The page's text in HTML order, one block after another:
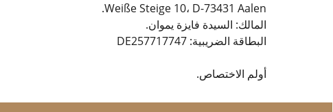
Weiße Steige 10، D-73431 Aalen
.
المالك: السيدة فايزة يموان.
البطاقة الضريبية:
DE257717747
أولم الاختصاص.